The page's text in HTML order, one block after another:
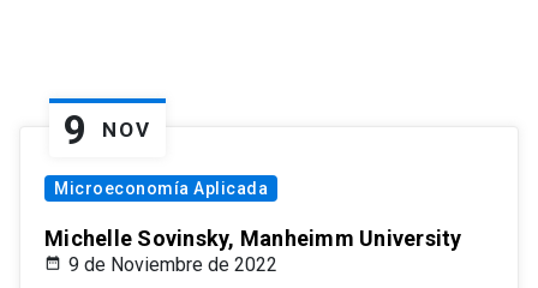
9 NOV
Microeconomía Aplicada
Michelle Sovinsky, Manheimm University
9 de Noviembre de 2022